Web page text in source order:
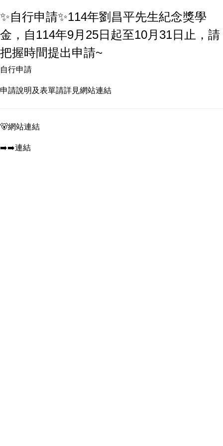
✨自行申請✨114年劉昌平先生紀念獎學
金，自114年9月25日起至10月31日止，請
把握時間提出申請~
自行申請
申請說明及表單請詳見網站連結
🐻網站連結
➡️➡️連結